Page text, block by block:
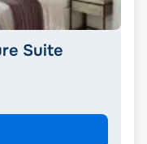
Suite